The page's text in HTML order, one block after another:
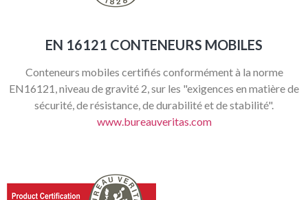
EN 16121 CONTENEURS MOBILES
Conteneurs mobiles certifiés conformément à la norme
EN16121, niveau de gravité 2, sur les "exigences en matière de
sécurité, de résistance, de durabilité et de stabilité".
www.bureauveritas.com